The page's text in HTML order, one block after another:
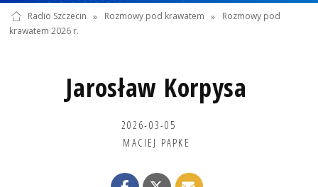
Radio Szczecin » Rozmowy pod krawatem »
Rozmowy pod
krawatem 2026 r.
Jarosław Korpysa
2026-03-05
MACIEJ PAPKE